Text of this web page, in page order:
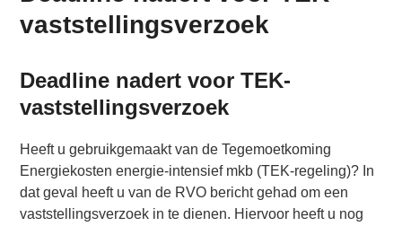
vaststellingsverzoek
Deadline nadert voor TEK-
vaststellingsverzoek
Heeft u gebruikgemaakt van de Tegemoetkoming
Energiekosten energie-intensief mkb (TEK-regeling)? In
dat geval heeft u van de RVO bericht gehad om een
vaststellingsverzoek in te dienen. Hiervoor heeft u nog